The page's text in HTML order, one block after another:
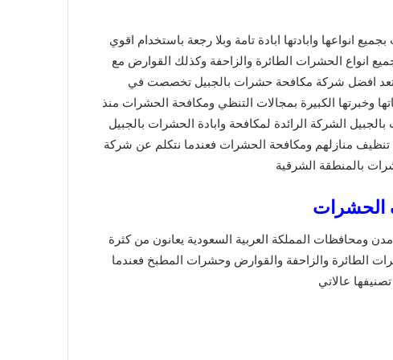
انواعها وابادتها ابادة تامة وبلا رجعة باستخدام اقوي
انواع الحشرات الطائرة والزاحفة وكذلك القوارض مع
افضل شركة مكافحة حشرات بالجبيل تخصصت في
وخبرتها الكبيرة بمجالات التنظي ومكافحة الحشرات منذ
الشركة الرائدة لمكافحة وابادة الحشرات بالجبيل
تنظيف منازلهم ومكافحة الحشرات فعندما نتكلم عن شركة
بالمنطقة الشرقية
الحشرات
ومحافظات المملكة العربية السعودية يعانون من كثرة
الطائرة والزاحفة والقوارض وحشرات المطبخ فعندما
عالاتي